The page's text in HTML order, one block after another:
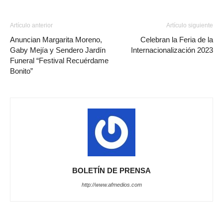
Artículo anterior
Anuncian Margarita Moreno,
Gaby Mejía y Sendero Jardín
Funeral “Festival Recuérdame
Bonito”
Artículo siguiente
Celebran la Feria de la
Internacionalización 2023
BOLETÍN DE PRENSA
http://www.afmedios.com